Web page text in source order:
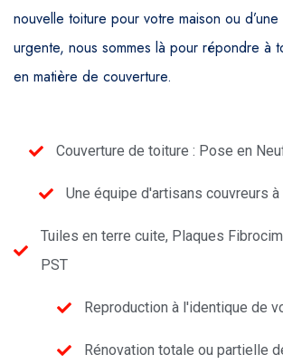
nouvelle toiture pour votre maison ou
urgente, nous sommes là pour répondre à
en matière de couverture.
Couverture de toiture : Pose en
Une équipe d'artisans couvreurs
Tuiles en terre cuite, Plaques
PST
Reproduction à l'identique de
Rénovation totale ou partielle